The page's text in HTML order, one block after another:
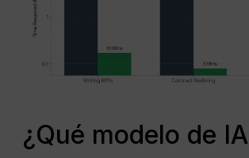
¿Qué modelo de IA